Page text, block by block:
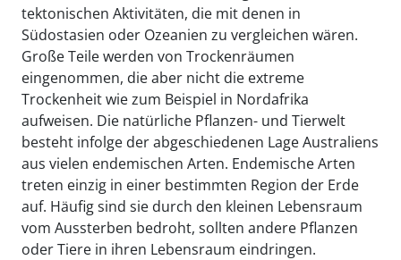
tektonischen Aktivitäten, die mit denen in
Südostasien oder Ozeanien zu vergleichen wären.
Große Teile werden von Trockenräumen
eingenommen, die aber nicht die extreme
Trockenheit wie zum Beispiel in Nordafrika
aufweisen. Die natürliche Pflanzen- und Tierwelt
besteht infolge der abgeschiedenen Lage Australiens
aus vielen endemischen Arten. Endemische Arten
treten einzig in einer bestimmten Region der Erde
auf. Häufig sind sie durch den kleinen Lebensraum
vom Aussterben bedroht, sollten andere Pflanzen
oder Tiere in ihren Lebensraum eindringen.